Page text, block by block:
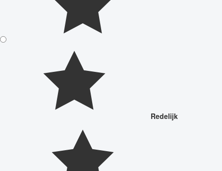
Redelijk